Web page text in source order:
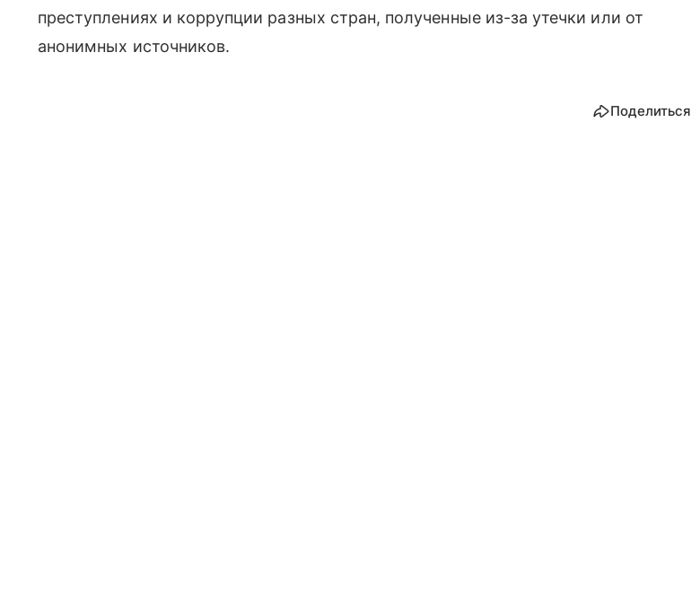
преступлениях и коррупции разных стран, полученные из-за утечки или от
анонимных источников.
Поделиться